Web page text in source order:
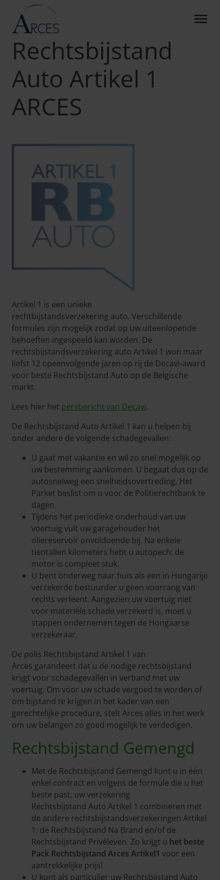
Skip to Main Content
RECHTSBIJSTAND AUTO
Arces Producten
Rechtsbijstand
Auto Artikel 1
ARCES
Artikel 1 is een unieke
rechtbijstandsverzekering auto. Verschillende
formules zijn mogelijk zodat op uw uiteenlopende
behoeften ingespeeld kan worden. De
rechtsbijstandsverzekering auto Artikel 1 won maar
liefst 12 opeenvolgende jaren op rij de Decavi-award
voor beste Rechtsbijstand Auto op de Belgische
markt.
Lees hier het persbericht van Decavi.
De Rechtsbijstand Auto Artikel 1 kan u helpen bij
onder andere de volgende schadegevallen:
U gaat met vakantie en wil zo snel mogelijk op
uw bestemming aankomen. U begaat dus op de
autosnelweg een snelheidsovertreding. Het
Parket beslist om u voor de Politierechtbank te
dagen.
Tijdens het periodieke onderhoud van uw
voertuig vult uw garagehouder het
oliereservoir onvoldoende bij. Na enkele
tientallen kilometers hebt u autopech: de
motor is compleet stuk.
U bent onderweg naar huis als een in Hongarije
verzekerde bestuurder u geen voorrang van
rechts verleent. Aangezien uw voertuig niet
voor materiële schade verzekerd is, moet u
stappen ondernemen tegen de Hongaarse
verzekeraar.
De polis Rechtsbijstand Artikel 1 van
Arces garandeert dat u de nodige rechtsbijstand
krijgt voor schadegevallen in verband met uw
voertuig. Om voor uw schade vergoed te worden of
om bijstand te krijgen in het kader van een
gerechtelijke procedure, stelt Arces alles in het werk
om uw belangen zo goed mogelijk te verdedigen.
Rechtsbijstand Gemengd
Met de Rechtsbijstand Gemengd kunt u in één
enkel contract en volgens de formule die u het
beste past, uw verzekering
Rechtsbijstand Auto Artikel 1 combineren met
de andere rechtsbijstandsverzekeringen Artikel
1: de Rechtsbijstand Na Brand en/of de
Rechtsbijstand Privéleven. Zo krijgt u het beste
Pack Rechtsbijstand Arces Artikel1 voor een
aantrekkelijke prijs!
U kunt als particulier uw Rechtsbijstand Auto